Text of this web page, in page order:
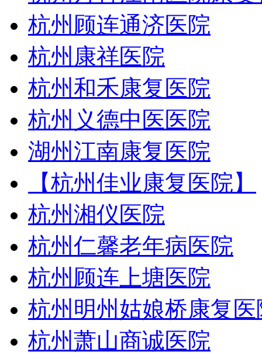
杭州顾连通济医院
杭州康祥医院
杭州和禾康复医院
杭州义德中医医院
湖州江南康复医院
【杭州佳业康复医院】
杭州湘仪医院
杭州仁馨老年病医院
杭州顾连上塘医院
杭州明州姑娘桥康复医
杭州萧山商诚医院